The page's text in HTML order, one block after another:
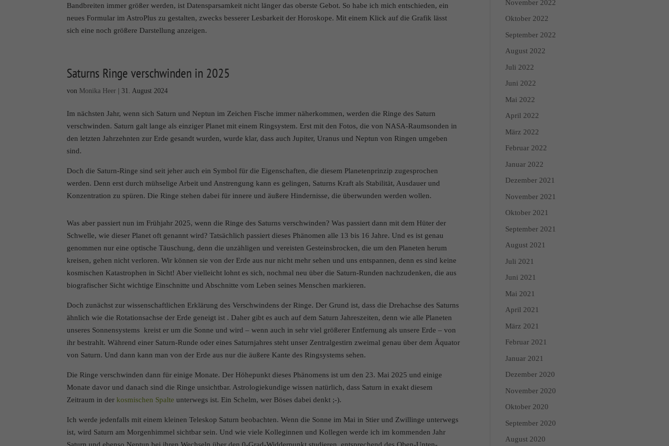
Bandbreiten immer größer werden, ist Datensparsamkeit nicht länger das oberste Gebot. So habe ich mich entschieden, ein
neues Formular im AstroPlus zu gestalten, zwecks besserer Lesbarkeit der Horoskope. Mit einem Klick auf die Grafik lässt
sich eine noch größere Darstellung anzeigen.
Saturns Ringe verschwinden in 2025
von Monika Heer |31. August 2024
Im nächsten Jahr, wenn sich Saturn und Neptun im Zeichen Fische immer näherkommen, werden die Ringe des Saturn
verschwinden. Saturn galt lange als einziger Planet mit einem Ringsystem. Erst mit den Fotos, die von NASA-Raumsonden in
den letzten Jahrzehnten zur Erde gesandt wurden, wurde klar, dass auch Jupiter, Uranus und Neptun von Ringen umgeben
sind.
Doch die Saturn-Ringe sind seit jeher auch ein Symbol für die Eigenschaften, die diesem Planetenprinzip zugesprochen
werden. Denn erst durch mühselige Arbeit und Anstrengung kann es gelingen, Saturns Kraft als Stabilität, Ausdauer und
Konzentration zu spüren. Die Ringe stehen dabei für innere und äußere Hindernisse, die überwunden werden wollen.
Was aber passiert nun im Frühjahr 2025, wenn die Ringe des Saturns verschwinden? Was passiert dann mit dem Hüter der
Schwelle, wie dieser Planet oft genannt wird? Tatsächlich passiert dieses Phänomen alle 13 bis 16 Jahre. Und es ist genau
genommen nur eine optische Täuschung, denn die unzähligen und vereisten Gesteinsbrocken, die um den Planeten herum
kreisen, gehen nicht verloren. Wir können sie von der Erde aus nur nicht mehr sehen und uns entspannen, denn es sind keine
kosmischen Katastrophen in Sicht! Aber vielleicht lohnt es sich, nochmal neu über die Saturn-Runden nachzudenken, die aus
biografischer Sicht wichtige Einschnitte und Abschnitte vom Leben seines Menschen markieren.
Doch zunächst zur wissenschaftlichen Erklärung des Verschwindens der Ringe. Der Grund ist, dass die Drehachse des Saturns
ähnlich wie die Rotationsachse der Erde geneigt ist . Daher gibt es auch auf dem Saturn Jahreszeiten, denn wie alle Planeten
unseres Sonnensystems kreist er um die Sonne und wird – wenn auch in sehr viel größerer Entfernung als unsere Erde – von
ihr bestrahlt. Während einer Saturn-Runde oder eines Saturnjahres steht unser Zentralgestirn zweimal genau über dem Äquator
von Saturn. Und dann kann man von der Erde aus nur die äußere Kante des Ringsystems sehen.
Die Ringe verschwinden dann für einige Monate. Der Höhepunkt dieses Phänomens ist um den 23. Mai 2025 und einige
Monate davor und danach sind die Ringe unsichtbar. Astrologiekundige wissen natürlich, dass Saturn in exakt diesem
Zeitraum in derkosmischen Spalte unterwegs ist. Ein Schelm, wer Böses dabei denkt ;-).
Ich werde jedenfalls mit einem kleinen Teleskop Saturn beobachten. Wenn die Sonne im Mai in Stier und Zwillinge unterwegs
ist, wird Saturn am Morgenhimmel sichtbar sein. Und wie viele Kolleginnen und Kollegen werde ich im kommenden Jahr
Saturn und ebenso Neptun bei ihren Wechseln über den 0-Grad-Widderpunkt studieren, entsprechend des Oben-Unten-
November 2022
Oktober 2022
September 2022
August 2022
Juli 2022
Juni 2022
Mai 2022
April 2022
März 2022
Februar 2022
Januar 2022
Dezember 2021
November 2021
Oktober 2021
September 2021
August 2021
Juli 2021
Juni 2021
Mai 2021
April 2021
März 2021
Februar 2021
Januar 2021
Dezember 2020
November 2020
Oktober 2020
September 2020
August 2020
Ihrer Daten finden Sie in unsererDatenschutzerklärung.
Hier finden Sie eine Übersicht über alle verwendeten Cookies. Sie können Ihre Einwilligung zu ganzen Kategorien geben oder
sich weitere Informationen anzeigen lassen und so nur bestimmte Cookies auswählen.
Essenziell (1)
Marketing (2) Marketing
Marketing-Cookies werden von Drittanbietern oder Publishern verwendet, um personalisierte Werbung anzuzeigen. Sie tun dies, indem sie Besucher
Externe Medien (7) Externe Medien
Inhalte von Videoplattformen und Social-Media-Plattformen werden standardmäßig blockiert. Wenn Cookies von externen Medien akzeptiert werden,
Cookie-Informationen anzeigen
powered by Borlabs Cookie